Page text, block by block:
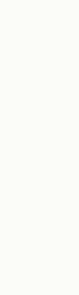
La
Résidence
Holiday